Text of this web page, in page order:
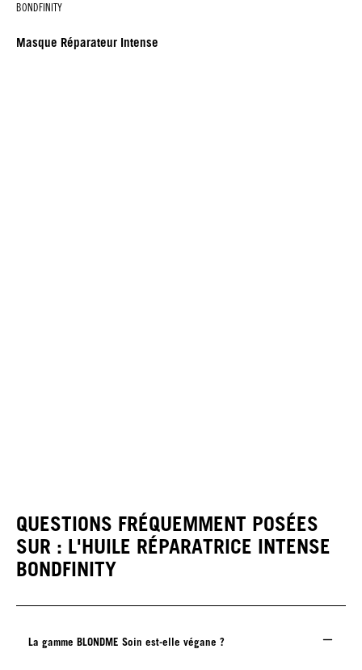
BONDFINITY
Masque Réparateur Intense
QUESTIONS FRÉQUEMMENT POSÉES
SUR : L'HUILE RÉPARATRICE INTENSE
BONDFINITY
La gamme BLONDME Soin est-elle végane ?